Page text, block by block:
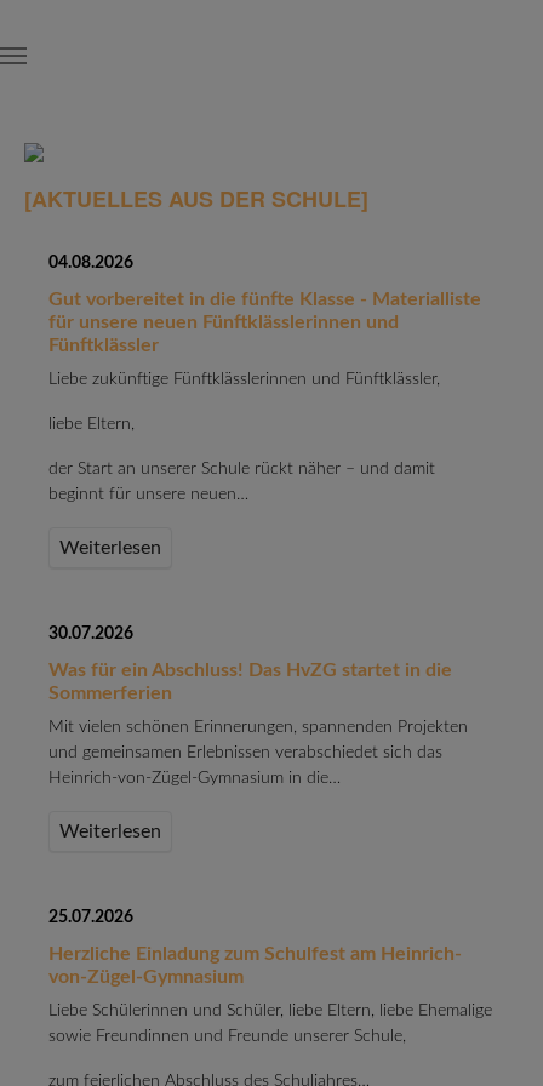
[AKTUELLES AUS DER SCHULE]
04.08.2026
Gut vorbereitet in die fünfte Klasse - Materialliste
für unsere neuen Fünftklässlerinnen und
Fünftklässler
Liebe zukünftige Fünftklässlerinnen und Fünftklässler,
liebe Eltern,
der Start an unserer Schule rückt näher – und damit
beginnt für unsere neuen…
Weiterlesen
30.07.2026
Was für ein Abschluss! Das HvZG startet in die
Sommerferien
Mit vielen schönen Erinnerungen, spannenden Projekten
und gemeinsamen Erlebnissen verabschiedet sich das
Heinrich-von-Zügel-Gymnasium in die…
Weiterlesen
25.07.2026
Herzliche Einladung zum Schulfest am Heinrich-
von-Zügel-Gymnasium
Liebe Schülerinnen und Schüler, liebe Eltern, liebe Ehemalige
sowie Freundinnen und Freunde unserer Schule,
zum feierlichen Abschluss des Schuljahres…